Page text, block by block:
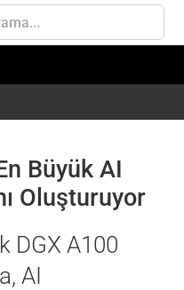
Büyük AI
Oluşturuyor
DGX A100
AI